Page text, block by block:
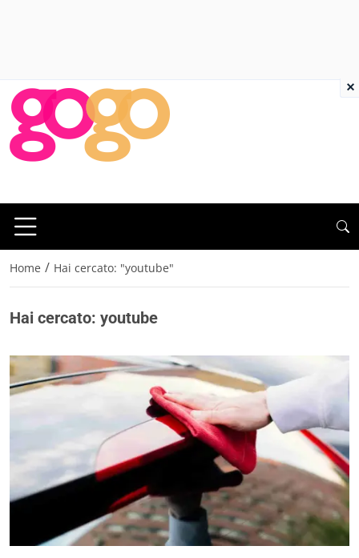
Home / Hai cercato: "youtube"
Hai cercato: youtube
×